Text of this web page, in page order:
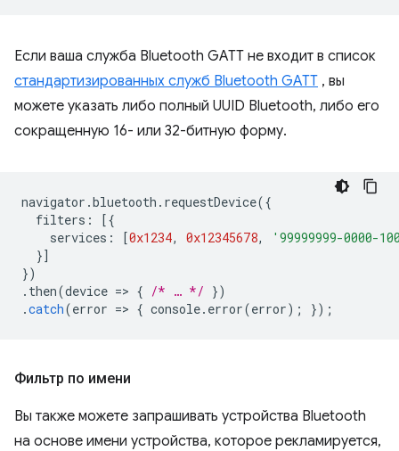
Если ваша служба Bluetooth GATT не входит в список
стандартизированных служб Bluetooth GATT , вы
можете указать либо полный UUID Bluetooth, либо его
сокращенную 16- или 32-битную форму.
navigator .bluetooth . requestDevice({
filters :
[{
services : [0x1234, 0x12345678,
'99999999-0000-
}]
})
. then(device => { /* … */ })
.catch(error => { console. error(error); });
Фильтр по имени
Вы также можете запрашивать устройства Bluetooth
на основе имени устройства, которое рекламируется,